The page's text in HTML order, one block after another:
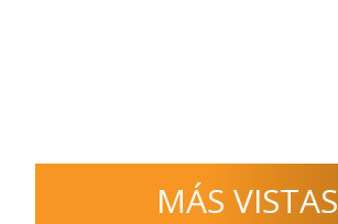
MÁS VISTAS